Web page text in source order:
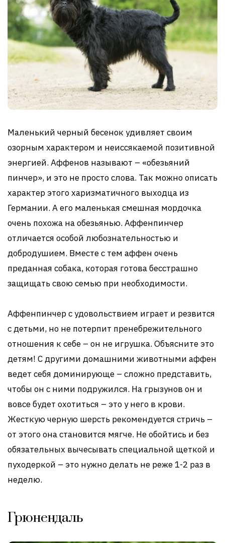
Маленький черный бесенок удивляет своим
озорным характером и неиссякаемой позитивной
энергией. Аффенов называют – «обезьяний
пинчер», и это не просто слова. Так можно описать
характер этого харизматичного выходца из
Германии. А его маленькая смешная мордочка
очень похожа на обезьянью. Аффенпинчер
отличается особой любознательностью и
добродушием. Вместе с тем аффен очень
преданная собака, которая готова бесстрашно
защищать свою семью при необходимости.
Аффенпинчер с удовольствием играет и резвится
с детьми, но не потерпит пренебрежительного
отношения к себе – он не игрушка. Объясните это
детям! С другими домашними животными аффен
ведет себя доминирующе – сложно представить,
чтобы он с ними подружился. На грызунов он и
вовсе будет охотиться – это у него в крови.
Жесткую черную шерсть рекомендуется стричь –
от этого она становится мягче. Не обойтись и без
обязательных вычесывать специальной щеткой и
пуходеркой – это нужно делать не реже 1-2 раз в
неделю.
Грюнендаль